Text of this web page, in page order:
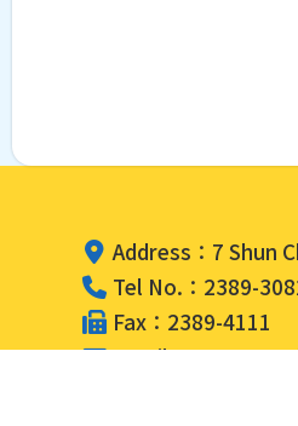
Address：7 Shun
Tel No.：2389-
Fax：2389-4111
Email：